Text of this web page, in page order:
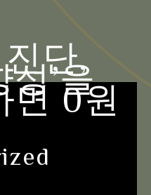
단,
성’을
면 0원